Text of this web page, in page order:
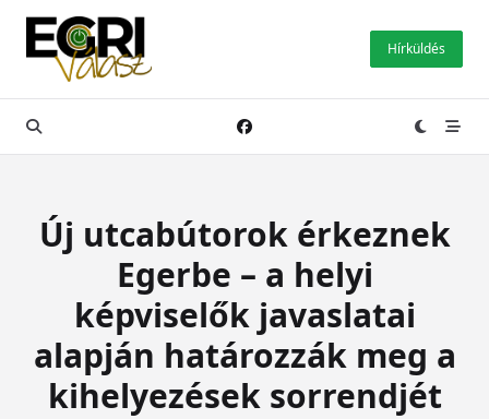
Skip
content
Hírküldés
Új utcabútorok érkeznek
Egerbe – a helyi
képviselők javaslatai
alapján határozzák meg a
kihelyezések sorrendjét